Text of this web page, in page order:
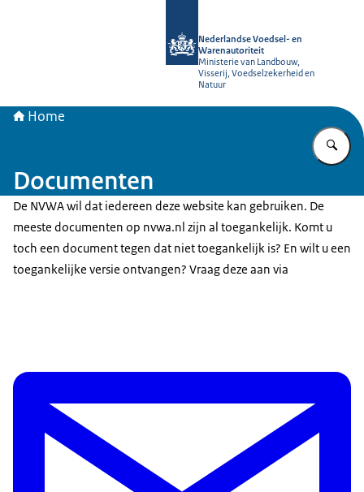
Nederlandse Voedsel- en
Warenautoriteit
Ministerie van Landbouw,
Visserij, Voedselzekerheid en
Natuur
Home
Documenten
De NVWA wil dat iedereen deze website kan gebruiken. De
meeste documenten op nvwa.nl zijn al toegankelijk. Komt u
toch een document tegen dat niet toegankelijk is? En wilt u een
toegankelijke versie ontvangen? Vraag deze aan via